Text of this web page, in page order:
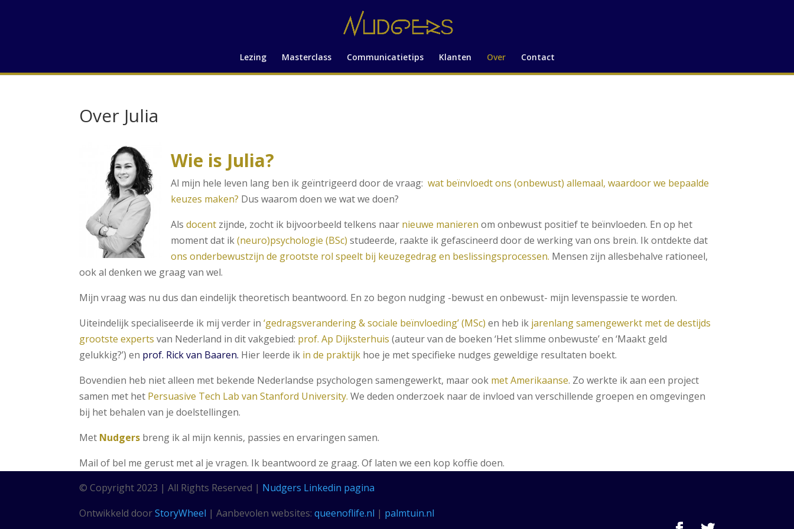
Lezing Masterclass Communicatietips Klanten Over Contact
Over Julia
Wie is Julia?
Al mijn hele leven lang ben ik geïntrigeerd door de vraag:wat beïnvloedt ons (onbewust) allemaal, waardoor we bepaalde
keuzes maken? Dus waarom doen we wat we doen?
Alsdocent zijnde, zocht ik bijvoorbeeld telkens naar nieuwe manieren om onbewust positief te beïnvloeden. En op het
moment dat ik(neuro)psychologie (BSc)studeerde, raakte ik gefascineerd door de werking van ons brein. Ik ontdekte dat
ons onderbewustzijn de grootste rol speelt bij keuzegedrag en beslissingsprocessen. Mensen zijn allesbehalve rationeel,
ook al denken we graag van wel.
Mijn vraag was nu dus dan eindelijk theoretisch beantwoord. En zo begon nudging -bewust en onbewust- mijn levenspassie te worden.
Uiteindelijk specialiseerde ik mij verder in ‘gedragsverandering & sociale beïnvloeding’ (MSc) en heb ik jarenlang samengewerkt met de destijds
grootste expertsvan Nederland in dit vakgebied: prof. Ap Dijksterhuis (auteur van de boeken ‘Het slimme onbewuste’ en ‘Maakt geld
gelukkig?’) en prof. Rick van Baaren. Hier leerde ik in de praktijk hoe je met specifieke nudges geweldige resultaten boekt.
Bovendien heb niet alleen met bekende Nederlandse psychologen samengewerkt, maar ook met Amerikaanse. Zo werkte ik aan een project
samen met het Persuasive Tech Lab van Stanford University. We deden onderzoek naar de invloed van verschillende groepen en omgevingen
bij het behalen van je doelstellingen.
Met Nudgers breng ik al mijn kennis, passies en ervaringen samen.
Mail of bel me gerust met al je vragen. Ik beantwoord ze graag. Of laten we een kop koffie doen.
© Copyright 2023 | All Rights Reserved | Nudgers Linkedin pagina
Ontwikkeld doorStoryWheel | Aanbevolen websites:queenoflife.nl | palmtuin.nl